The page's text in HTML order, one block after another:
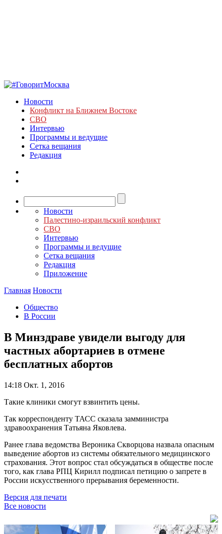
Новости
Конфликт на Ближнем Востоке
СВО
Интервью
Программы и ведущие
Сетка вещания
Редакция
Новости
Палестино-израильский конфликт
СВО
Интервью
Программы и ведущие
Сетка вещания
Редакция
Приложение
Главная Новости
Общество
В России
В Минздраве увидели выгоду для
частных абортариев в отмене
бесплатных абортов
14:18 Окт. 1, 2016
Такие клиники смогут взвинтить цены.
Так корреспонденту ТАСС сказала замминистра
здравоохранения Татьяна Яковлева.
Ранее глава ведомства Вероника Скворцова назвала опасным
выведение абортов из системы обязательного медицинского
страхования. Этот вопрос стал обсуждаться в обществе после
того, как глава РПЦ Кирилл подписал петицию о запрете в
России искусственного прерывания беременности.
Версия для печати
Все новости